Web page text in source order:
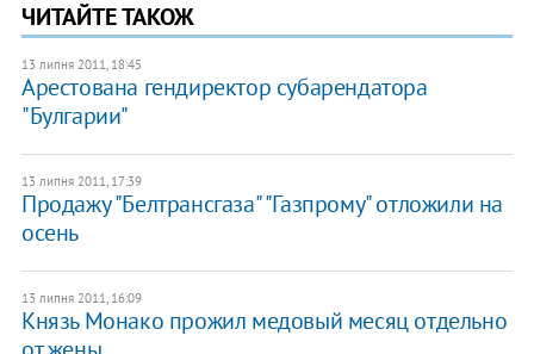
ЧИТАЙТЕ ТАКОЖ
13 липня 2011, 18:45
Арестована гендиректор субарендатора
"Булгарии"
13 липня 2011, 17:39
Продажу "Белтрансгаза" "Газпрому" отложили на
осень
13 липня 2011, 16:09
Князь Монако прожил медовый месяц отдельно